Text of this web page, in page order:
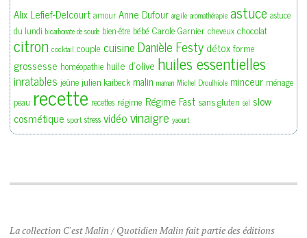
Alix Lefief-Delcourt amour Anne Dufour argile aromathérapie astuce astuce
du lundi bicarbonate de soude bien-être bébé Carole Garnier cheveux chocolat
citron cocktail couple cuisineDanièle Festy détoxforme
grossesse homéopathie huile d'olive huiles essentielles
inratables jeûne julien kaibeck malin maman Michel Droulhiole minceur ménage
peau recette recettes régime Régime Fast sans gluten sel slow
cosmétique sport stress vidéovinaigre yaourt
La collection C'est Malin / Quotidien Malin fait partie des éditions